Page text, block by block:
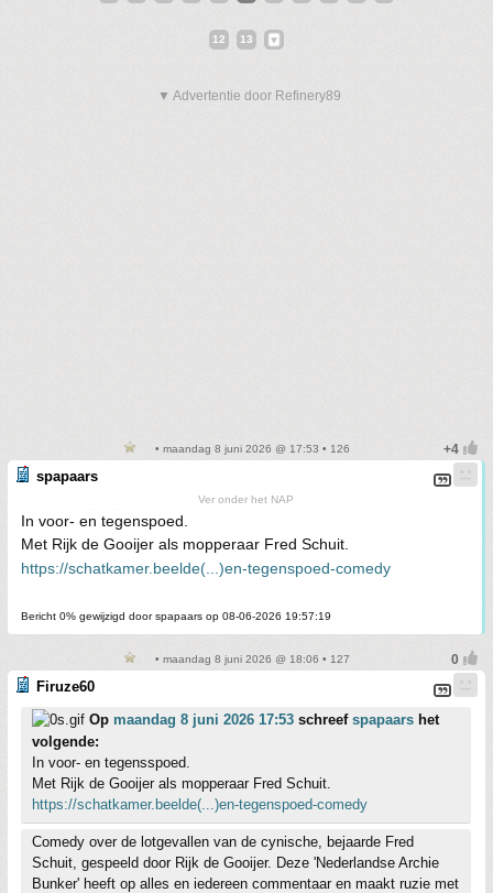
12 13
▼ Advertentie door Refinery89
• maandag 8 juni 2026 @ 17:53 • 126
spapaars
Ver onder het NAP
In voor- en tegenspoed.
Met Rijk de Gooijer als mopperaar Fred Schuit.
https://schatkamer.beelde(...)en-tegenspoed-comedy
Bericht 0% gewijzigd door spapaars op 08-06-2026 19:57:19
• maandag 8 juni 2026 @ 18:06 • 127
Firuze60
Op maandag 8 juni 2026 17:53 schreef spapaars het
volgende:
In voor- en tegensspoed.
Met Rijk de Gooijer als mopperaar Fred Schuit.
https://schatkamer.beelde(...)en-tegenspoed-comedy
Comedy over de lotgevallen van de cynische, bejaarde Fred
Schuit, gespeeld door Rijk de Gooijer. Deze 'Nederlandse Archie
Bunker' heeft op alles en iedereen commentaar en maakt ruzie met